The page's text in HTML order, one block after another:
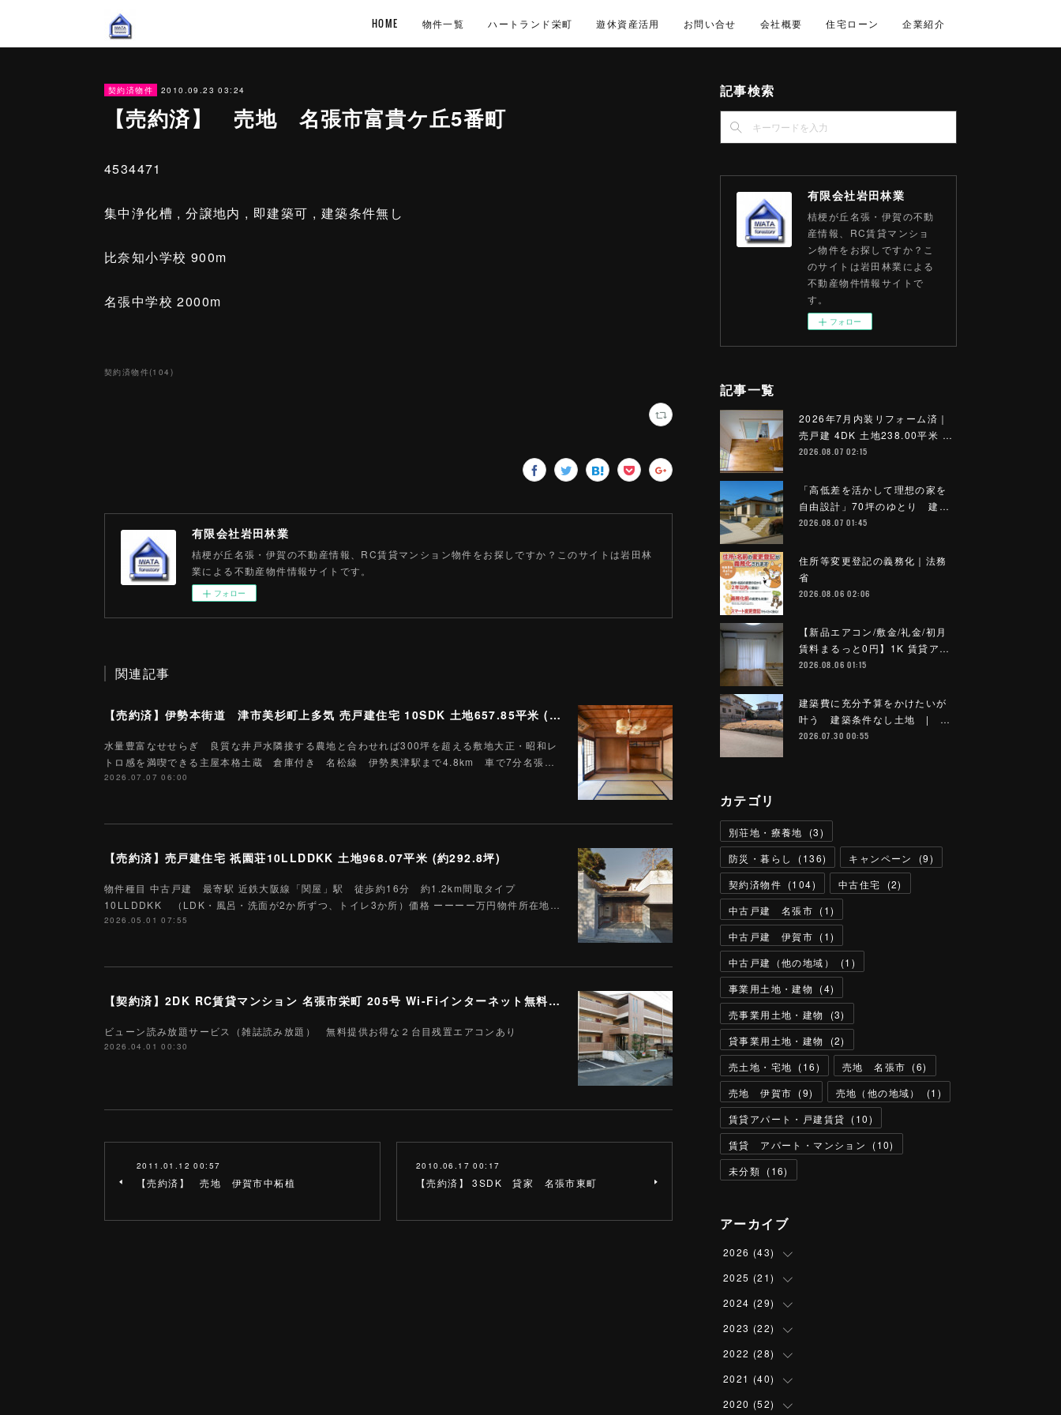
HOME 物件一覧 ハートランド栄町 遊休資産活用 お問い合せ 会社概要 住宅ローン 企業紹介
契約済物件 2010.09.23 03:24
【売約済】 売地 名張市富貴ケ丘5番町
4534471
集中浄化槽 , 分譲地内 , 即建築可 , 建築条件無し
比奈知小学校 900m
名張中学校 2000m
契約済物件(104 )
有限会社岩田林業
桔梗が丘名張・伊賀の不動産情報、RC賃貸マンション物件をお探しですか？このサイトは岩田林
業による不動産物件情報サイトです。
フォロー
関連記事
【売約済】伊勢本街道 津市美杉町上多気 売戸建住宅 10SDK 土地657.85平米 (約197.7坪)
水量豊富なせせらぎ 良質な井戸水隣接する農地と合わせれば300坪を超える敷地大正・昭和レ
トロ感を満喫できる主屋本格土蔵 倉庫付き 名松線 伊勢奥津駅まで4.8km 車で7分名張…
2026.07.07 06:00
【売約済】売戸建住宅 祇園荘10LLDDKK 土地968.07平米 (約292.8坪)
物件種目 中古戸建 最寄駅 近鉄大阪線「関屋」駅 徒歩約16分 約1.2km間取タイプ
10LLDDKK （LDK・風呂・洗面が2か所ずつ、トイレ3か所）価格 ーーーー万円物件所在地…
2026.05.01 07:55
【契約済】2DK RC賃貸マンション 名張市栄町 205号 Wi-Fiインターネット無料 M-11 ハートランド栄町 雑誌読み放題付
ビューン読み放題サービス（雑誌読み放題） 無料提供お得な２台目残置エアコンあり
2026.04.01 00:30
2011.01.12 00:57
【売約済】 売地 伊賀市中柘植
2010.06.17 00:17
【売約済】 3SDK 貸家 名張市東町
記事検索
有限会社岩田林業
桔梗が丘名張・伊賀の不動
産情報、RC賃貸マンショ
ン物件をお探しですか？こ
のサイトは岩田林業による
不動産物件情報サイトで
す。
フォロー
記事一覧
2026年7月内装リフォーム済｜
売戸建 4DK 土地238.00平米 …
2026.08.07 02:15
「高低差を活かして理想の家を
自由設計」70坪のゆとり 建…
2026.08.07 01:45
住所等変更登記の義務化｜法務
省
2026.08.06 02:06
【新品エアコン/敷金/礼金/初月
賃料まるっと0円】1K 賃貸ア…
2026.08.06 01:15
建築費に充分予算をかけたいが
叶う 建築条件なし土地 | …
2026.07.30 00:55
カテゴリ
別荘地・療養地 (3)
防災・暮らし
(136) キャンペーン (9)
契約済物件 (104) 中古住宅 (2)
中古戸建 名張市 (1)
中古戸建 伊賀市 (1)
中古戸建（他の地域）
(1 )
事業用土地・建物
(4)
売事業用土地・建物
(3)
貸事業用土地・建物
(2)
売土地・宅地 (16) 売地 名張市 (6)
売地 伊賀市 (9) 売地（他の地域） (1 )
賃貸アパート・戸建賃貸 (10)
賃貸 アパート・マンション
(10)
未分類 (16)
アーカイブ
2026 (43)
( 4)
(13
(13
(4)
( 3)
(2)
2025 (21)
(1)
(2)
(6)
( 4)
(1)
2024 (29)
(3)
(3)
( 3)
(4)
2023 (22)
(2)
(2)
(1)
2022 (28)
(3)
(2)
2021 (40)
(1)
2020 (52)